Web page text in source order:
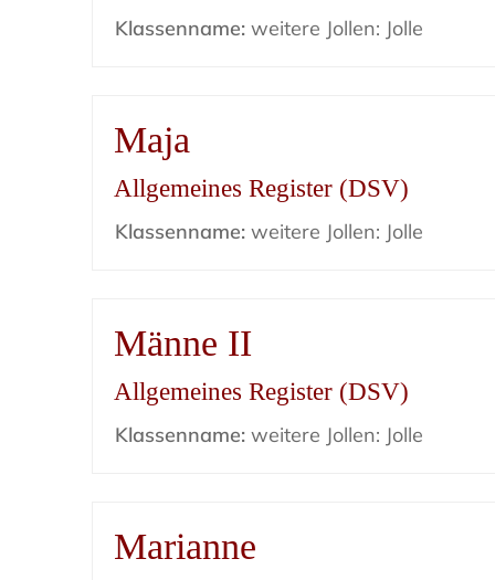
Klassenname: weitere Jollen: Jolle
Maja
Allgemeines Register (DSV)
Klassenname: weitere Jollen: Jolle
Männe II
Allgemeines Register (DSV)
Klassenname: weitere Jollen: Jolle
Marianne